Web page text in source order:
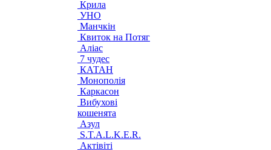
Крила
УНО
Манчкін
Квиток на Потяг
Аліас
7 чудес
КАТАН
Монополія
Каркасон
Вибухові
кошенята
Азул
S.T.A.L.K.E.R.
Актівіті